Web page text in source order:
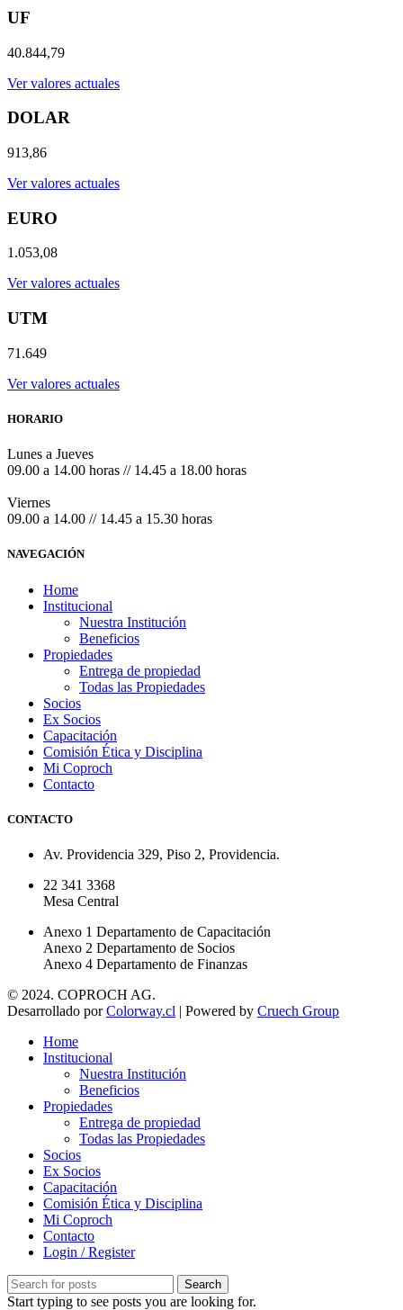
UF
40.844,79
Ver valores actuales
DOLAR
913,86
Ver valores actuales
EURO
1.053,08
Ver valores actuales
UTM
71.649
Ver valores actuales
HORARIO
Lunes a Jueves
09.00 a 14.00 horas // 14.45 a 18.00 horas
Viernes
09.00 a 14.00 // 14.45 a 15.30 horas
NAVEGACIÓN
Home
Institucional
Nuestra Institución
Beneficios
Propiedades
Entrega de propiedad
Todas las Propiedades
Socios
Ex Socios
Capacitación
Comisión Ética y Disciplina
Mi Coproch
Contacto
CONTACTO
Av. Providencia 329, Piso 2, Providencia.
22 341 3368
Mesa Central
Anexo 1 Departamento de Capacitación
Anexo 2 Departamento de Socios
Anexo 4 Departamento de Finanzas
© 2024. COPROCH AG.
Desarrollado porColorway.cl | Powered by Cruech Group
Home
Institucional
Nuestra Institución
Beneficios
Propiedades
Entrega de propiedad
Todas las Propiedades
Socios
Ex Socios
Capacitación
Comisión Ética y Disciplina
Mi Coproch
Contacto
Login / Register
Search
Start typing to see posts you are looking for.